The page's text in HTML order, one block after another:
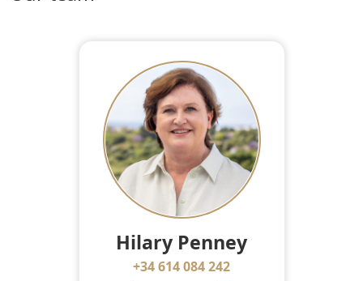
Hilary Penney
+34 614 084 242